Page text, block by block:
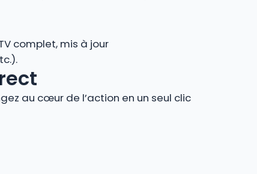
complet, mis à jour
au cœur de l’action en un seul clic